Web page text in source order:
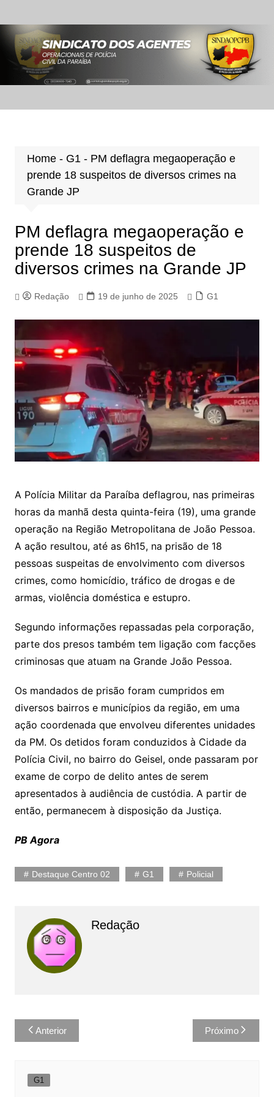
para
conteúdo
Home- G1 - PM deflagra megaoperação e
prende 18 suspeitos de diversos crimes na
Grande JP
PM deflagra megaoperação e
prende 18 suspeitos de
diversos crimes na Grande JP
Redação 19 de junho de 2025 G1
A Polícia Militar da Paraíba deflagrou, nas primeiras
horas da manhã desta quinta-feira (19), uma grande
operação na Região Metropolitana de João Pessoa.
A ação resultou, até as 6h15, na prisão de 18
pessoas suspeitas de envolvimento com diversos
crimes, como homicídio, tráfico de drogas e de
armas, violência doméstica e estupro.
Segundo informações repassadas pela corporação,
parte dos presos também tem ligação com facções
criminosas que atuam na Grande João Pessoa.
Os mandados de prisão foram cumpridos em
diversos bairros e municípios da região, em uma
ação coordenada que envolveu diferentes unidades
da PM. Os detidos foram conduzidos à Cidade da
Polícia Civil, no bairro do Geisel, onde passaram por
exame de corpo de delito antes de serem
apresentados à audiência de custódia. A partir de
então, permanecem à disposição da Justiça.
PB Agora
Destaque Centro 02 G1 Policial
Redação
Navegação
de
Anterior Próximo
G1